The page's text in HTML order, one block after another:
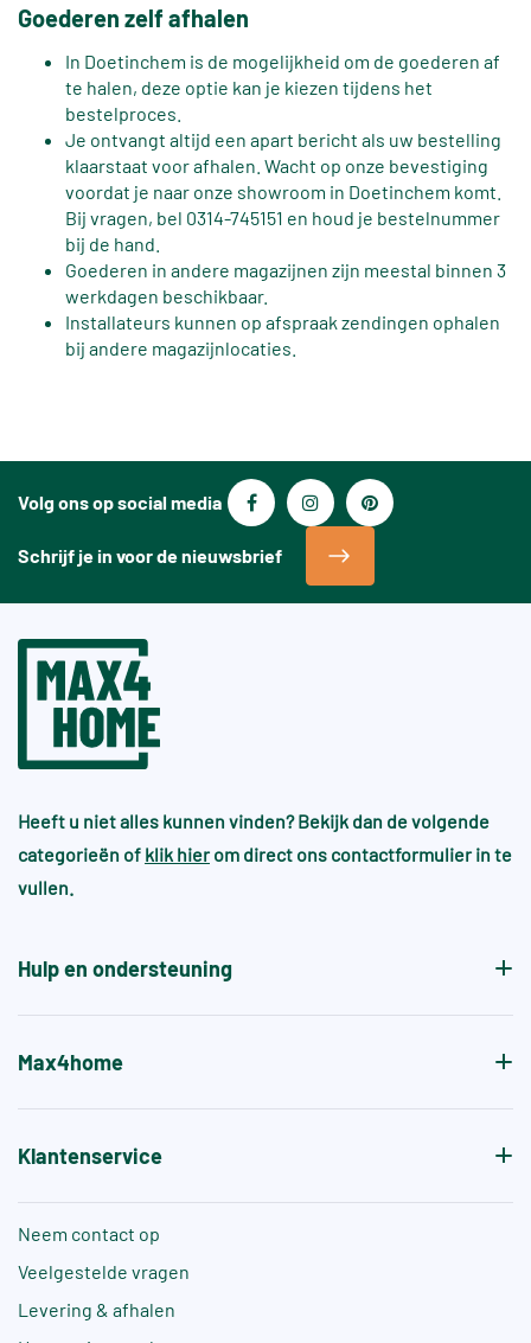
Goederen zelf afhalen
In Doetinchem is de mogelijkheid om de goederen af
te halen, deze optie kan je kiezen tijdens het
bestelproces.
Je ontvangt altijd een apart bericht als uw bestelling
klaarstaat voor afhalen. Wacht op onze bevestiging
voordat je naar onze showroom in Doetinchem komt.
Bij vragen, bel 0314-745151 en houd je bestelnummer
bij de hand.
Goederen in andere magazijnen zijn meestal binnen 3
werkdagen beschikbaar.
Installateurs kunnen op afspraak zendingen ophalen
bij andere magazijnlocaties.
Volg ons op social media
Schrijf je in voor de nieuwsbrief
Heeft u niet alles kunnen vinden? Bekijk dan de volgende
categorieën of klik hier om direct ons contactformulier in te
vullen.
Hulp en ondersteuning
Max4home
Klantenservice
Neem contact op
Veelgestelde vragen
Levering & afhalen